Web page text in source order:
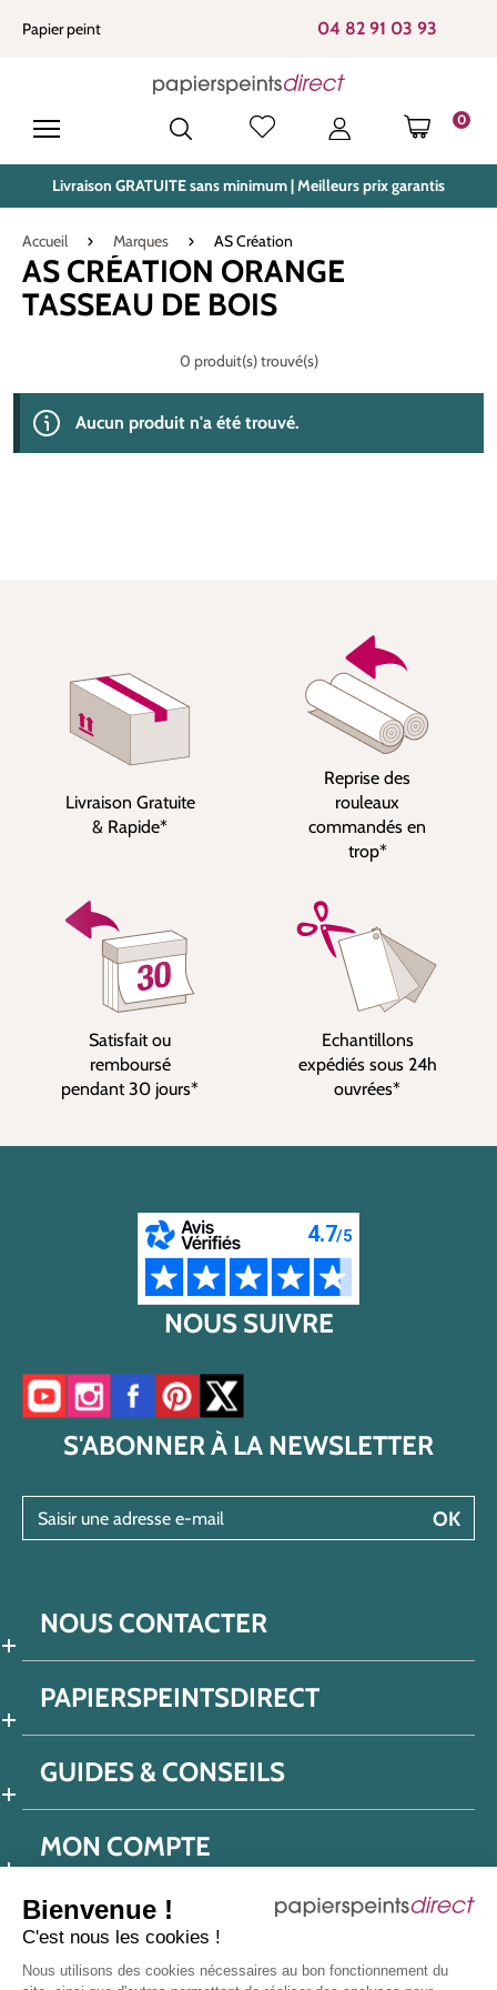
Bienvenue !
C'est nous les cookies !
Nous utilisons des cookies nécessaires au bon fonctionnement du
principal
Papier peint 04 82 91 03 93
0
LE
Livraison GRATUITE sans minimum | Meilleurs prix garantis
Accueil Marques AS Création
AS CRÉATION ORANGE
TASSEAU DE BOIS
0 produit(s) trouvé(s)
Aucun produit n'a été trouvé.
Livraison Gratuite
& Rapide*
Reprise des
rouleaux
commandés en
trop*
Satisfait ou
remboursé
pendant 30 jours*
Echantillons
expédiés sous 24h
ouvrées*
NOUS SUIVRE
Accéder à notre chaîne YouTube
Accéder à notre compte Instagram
Accéder à notre page Facebook
Accéder à notre compte Pinterest
Accéder à notre compte Twitter/X
S'ABONNER À LA NEWSLETTER
OK
NOUS CONTACTER
PAPIERSPEINTSDIRECT
GUIDES & CONSEILS
MON COMPTE